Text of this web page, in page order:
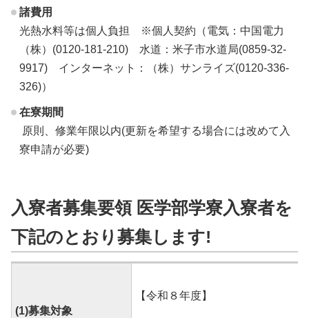
諸費用
光熱水料等は個人負担 ※個人契約（電気：中国電力
（株）(0120-181-210) 水道：米子市水道局(0859-32-
9917) インターネット：（株）サンライズ(0120-336-
326)）
在寮期間
原則、修業年限以内(更新を希望する場合には改めて入
寮申請が必要)
入寮者募集要領 医学部学寮入寮者を
下記のとおり募集します!
(1)募集対象
【令和８年度】